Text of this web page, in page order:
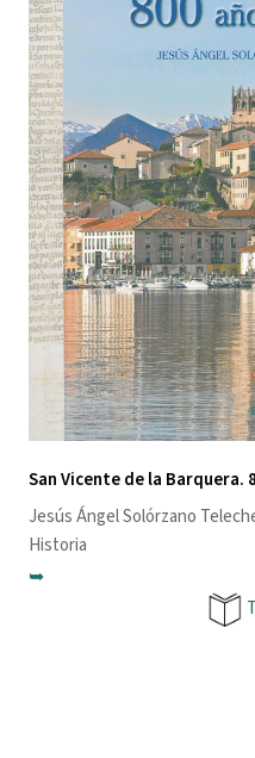
San Vicente de la Barquera.
Jesús Ángel Solórzano
Historia
➥